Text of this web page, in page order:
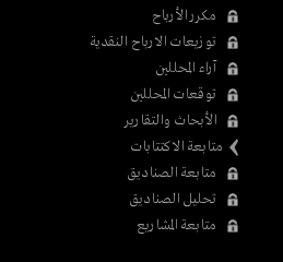
مكرر الأرباح
توزيعات الارباح النقدية
آراء المحللين
توقعات المحللين
الأبحاث والتقارير
متابعة الاكتتابات
متابعة الصناديق
تحليل الصناديق
متابعة المشاريع